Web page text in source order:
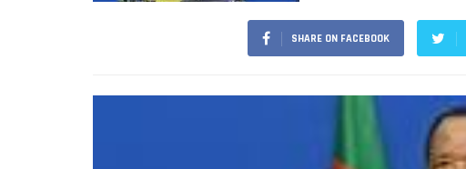
SHARE ON FACEBOOK